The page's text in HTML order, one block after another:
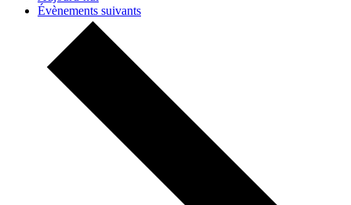
Évènements suivants